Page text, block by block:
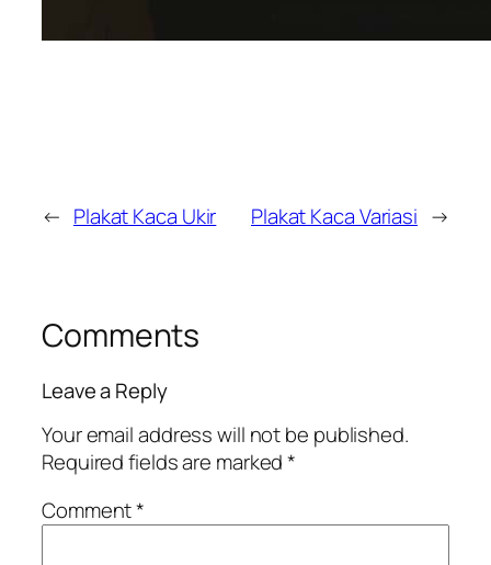
← Plakat Kaca Ukir Plakat Kaca Variasi →
Comments
Leave a Reply
Your email address will not be published.
Required fields are marked*
Comment*